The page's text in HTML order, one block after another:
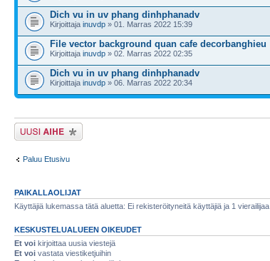
Dich vu in uv phang dinhphanadv
Kirjoittaja inuvdp » 01. Marras 2022 15:39
File vector background quan cafe decorbanghieu
Kirjoittaja inuvdp » 02. Marras 2022 02:35
Dich vu in uv phang dinhphanadv
Kirjoittaja inuvdp » 06. Marras 2022 20:34
Lähetä uusi viesti
Paluu Etusivu
PAIKALLAOLIJAT
Käyttäjiä lukemassa tätä aluetta: Ei rekisteröityneitä käyttäjiä ja 1 vierailijaa
KESKUSTELUALUEEN OIKEUDET
Et voi kirjoittaa uusia viestejä
Et voi vastata viestiketjuihin